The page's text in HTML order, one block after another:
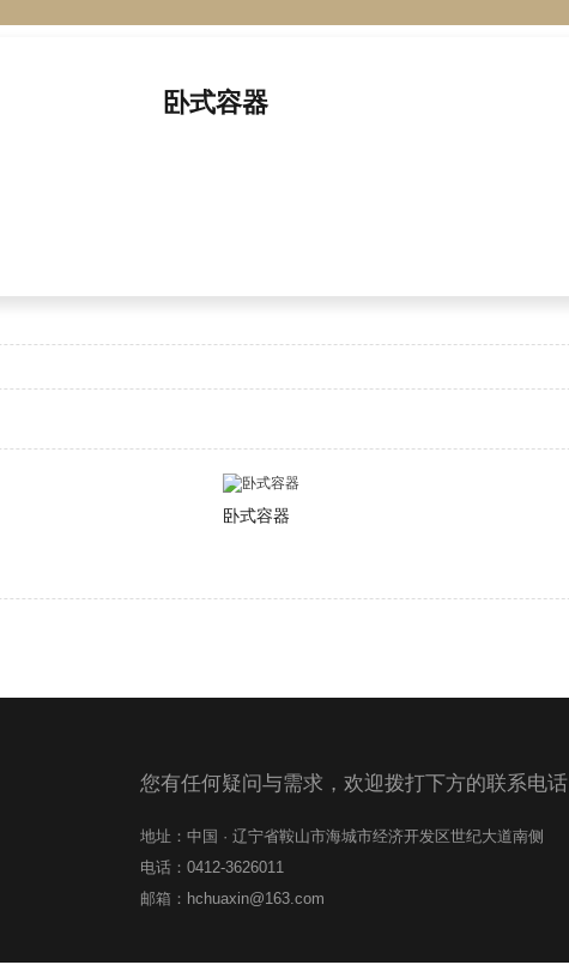
卧式容器
卧式容器
您有任何疑问与需求，欢迎拨打下方的联系电话
地址：中国 · 辽宁省鞍山市海城市经济开发区世纪大道南侧
电话：0412-3626011
邮箱：hchuaxin@163.com